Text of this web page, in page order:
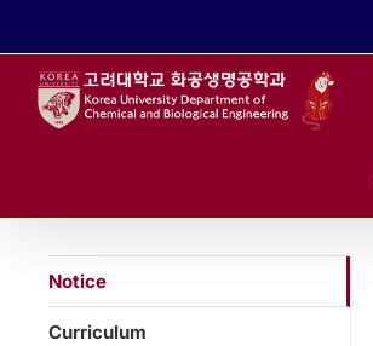
Notice
Curriculum